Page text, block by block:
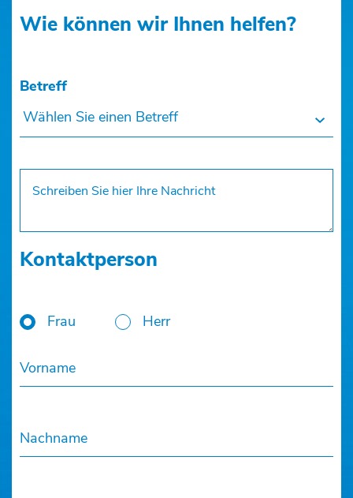
Wie können wir Ihnen helfen?
Betreff
Wählen Sie einen Betreff
Kontaktperson
Frau Herr
Vorname
Nachname